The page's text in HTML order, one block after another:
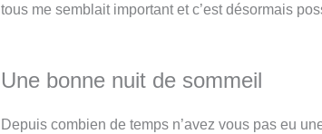
tous me semblait important et c’est désormais
Une bonne nuit de sommeil
Depuis combien de temps n’avez vous pas eu